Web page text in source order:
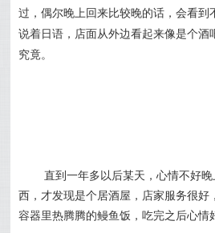
过，偶尔晚上回来比较晚的话，会看到
说着日语，店面从外边看起来像是个酒
究竟。
直到一年多以后某天，心情不好
西，才发现是个居酒屋，店家服务很
容器里热腾腾的鳗鱼饭，吃完之后心情